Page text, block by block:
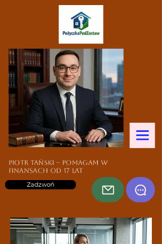
Zadzwoń
Piotr Tański – pomagam w
finansach od 17 lat